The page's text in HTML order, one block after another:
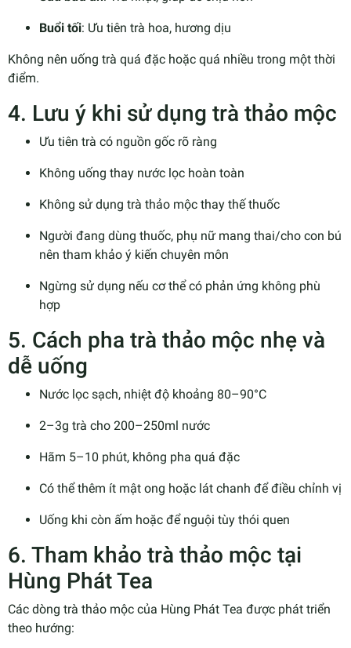
Buổi tối: Ưu tiên trà hoa, hương dịu
Không nên uống trà quá đặc hoặc quá nhiều trong một thời
điểm.
4. Lưu ý khi sử dụng trà thảo mộc
Ưu tiên trà có nguồn gốc rõ ràng
Không uống thay nước lọc hoàn toàn
Không sử dụng trà thảo mộc thay thế thuốc
Người đang dùng thuốc, phụ nữ mang thai/cho con bú
nên tham khảo ý kiến chuyên môn
Ngừng sử dụng nếu cơ thể có phản ứng không phù
hợp
5. Cách pha trà thảo mộc nhẹ và
dễ uống
Nước lọc sạch, nhiệt độ khoảng 80–90°C
2–3g trà cho 200–250ml nước
Hãm 5–10 phút, không pha quá đặc
Có thể thêm ít mật ong hoặc lát chanh để điều chỉnh vị
Uống khi còn ấm hoặc để nguội tùy thói quen
6. Tham khảo trà thảo mộc tại
Hùng Phát Tea
Các dòng trà thảo mộc của Hùng Phát Tea được phát triển
theo hướng: